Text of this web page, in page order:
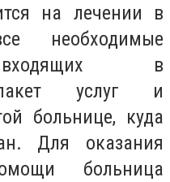
на лечении в
необходимые
входящих в
пакет услуг и
больнице, куда
Для оказания
больница